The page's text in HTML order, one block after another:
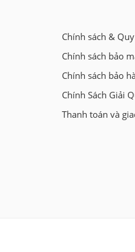
Chính sách &
Chính sách bảo
Chính sách bảo
Chính Sách Giải
Thanh toán và